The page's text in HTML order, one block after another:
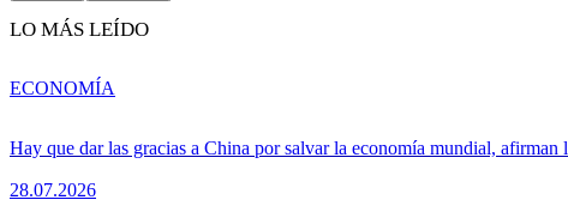
LO MÁS LEÍDO
Hay que dar las gracias a China por salvar la economía mundial, afirman
28.07.2026
ECONOMÍA